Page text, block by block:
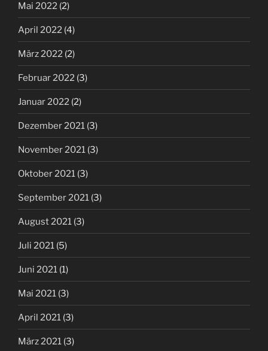
Mai 2022 (2)
April 2022 (4)
März 2022 (2)
Februar 2022 (3)
Januar 2022 (2)
Dezember 2021 (3)
November 2021 (3)
Oktober 2021 (3)
September 2021 (3)
August 2021 (3)
Juli 2021 (5)
Juni 2021 (1)
Mai 2021 (3)
April 2021 (3)
März 2021 (3)